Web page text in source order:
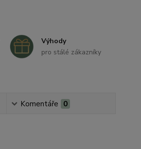
Výhody
pro stálé zákazníky
Komentáře 0